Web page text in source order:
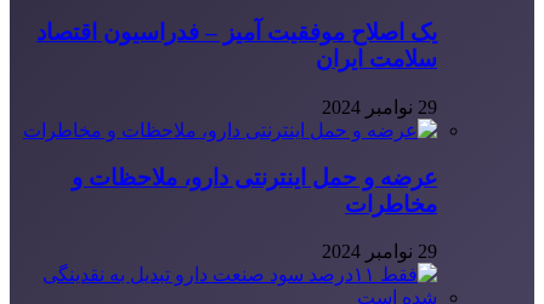
یک اصلاح موفقیت آمیز – فدراسیون اقتصاد
سلامت ایران
29 نوامبر 2024
عرضه و حمل اینترنتی دارو، ملاحظات و
مخاطرات
29 نوامبر 2024